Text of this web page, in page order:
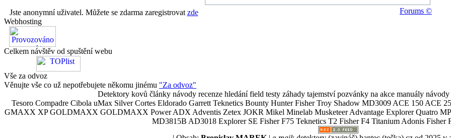
Jste anonymní uživatel. Můžete se zdarma zaregistrovat zde
Webhosting
Celkem návštěv od spuštění webu
Vše za odvoz
Věnujte vše co už nepotřebujete někomu jinému "Za odvoz"
Forums ©
Detektory kovů články návody recenze hledání field testy záhady tajemství pozvánky na akce manuály
Tesoro Compadre Cibola uMax Silver Cortes Eldorado Garrett Teknetics Bounty Hunter Fisher Troy Shadow MD3009 ACE 150 ACE
GMAXX XP GOLDMAXX GOLDMAXX Power ADX Adventis Zetex JOKR Mikel Minelab Musketeer Advantage Explorer Quatro
MD3815B AD3018 Explorer SE Fisher F75 Teknetics T2 Fisher F4 Titanium Adonis Fisher